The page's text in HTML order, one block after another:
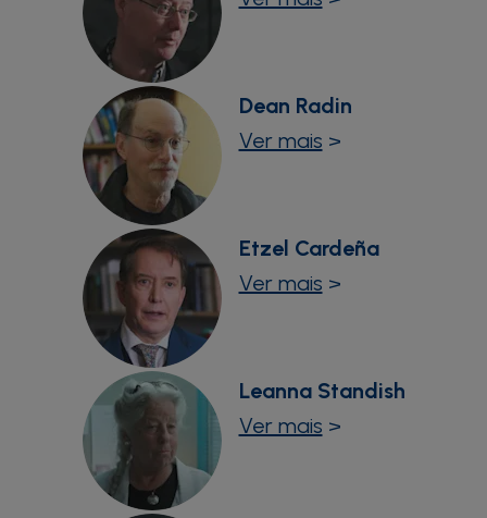
Dean Radin
Ver mais >
Etzel Cardeña
Ver mais >
Leanna Standish
Ver mais >